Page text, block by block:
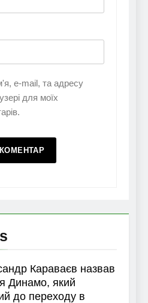
e-mail, та адресу
для моїх
Караваєв назвав
Динамо, який
до переходу в